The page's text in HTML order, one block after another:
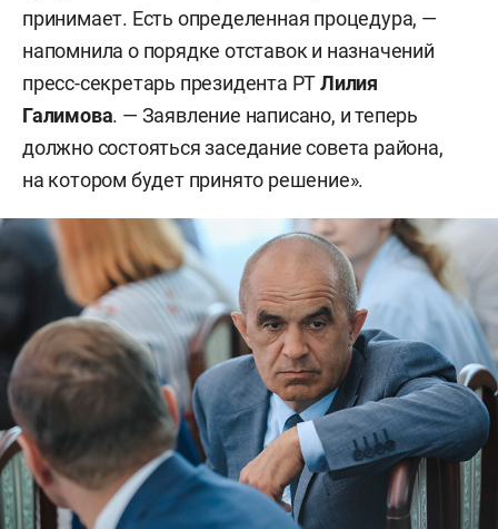
принимает. Есть определенная процедура, —
напомнила о порядке отставок и назначений
пресс-секретарь президента РТЛилия
Галимова. — Заявление написано, и теперь
должно состояться заседание совета района,
на котором будет принято решение».